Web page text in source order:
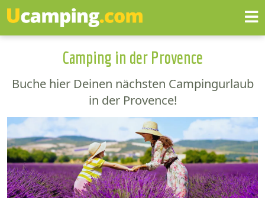
Camping in der Provence
Buche hier Deinen nächsten Campingurlaub
in der Provence!